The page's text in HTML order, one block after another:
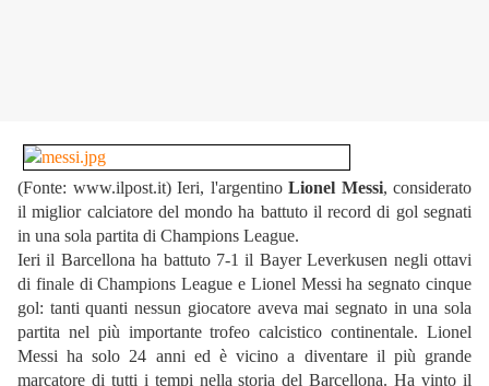
(Fonte: www.ilpost.it) Ieri, l'argentino Lionel Messi, considerato
il miglior calciatore del mondo ha battuto il record di gol segnati
in una sola partita di Champions League.
Ieri il Barcellona ha battuto 7-1 il Bayer Leverkusen negli ottavi
di finale di Champions League e Lionel Messi ha segnato cinque
gol: tanti quanti nessun giocatore aveva mai segnato in una sola
partita nel più importante trofeo calcistico continentale. Lionel
Messi ha solo 24 anni ed è vicino a diventare il più grande
marcatore di tutti i tempi nella storia del Barcellona. Ha vinto il